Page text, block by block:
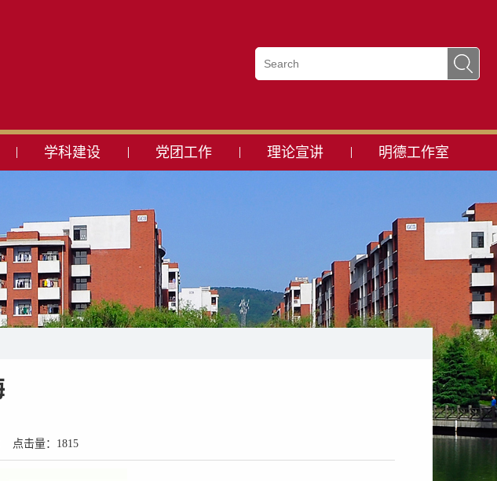
学科建设 党团工作 理论宣讲 明德工作室
点击量： 1815